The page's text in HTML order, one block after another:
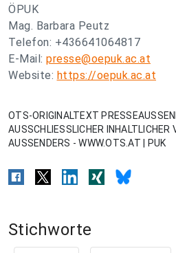
ÖPUK
Mag. Barbara Peutz
Telefon: +436641064817
E-Mail: presse@oepuk.ac.at
Website: https://oepuk.ac.at
OTS-ORIGINALTEXT
AUSSCHLIESSLICHER INHALTLICHER
AUSSENDERS - WWW.OTS.AT | PUK
Stichworte